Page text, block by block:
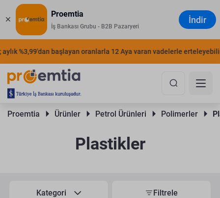
Proemtia
İş Bankası Grubu - B2B Pazaryeri
İndir
%3,99'dan başlayan oranlarla 12 Aya varan vadelerle
Proemtia Ürünler Petrol Ürünleri Polimerler
Plastikler
Kategori Filtrele